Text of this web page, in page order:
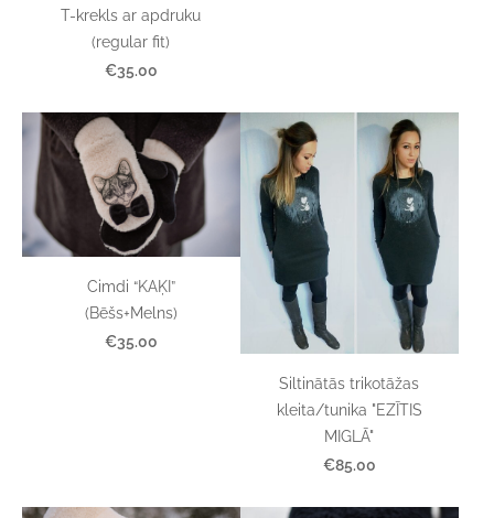
T-krekls ar apdruku
(regular fit)
€35.00
Cimdi “KAĶI”
(Bēšs+Melns)
€35.00
Siltinātās trikotāžas
kleita/tunika "EZĪTIS
MIGLĀ"
€85.00